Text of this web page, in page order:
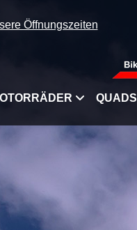
Öffnungszeiten
QUADS